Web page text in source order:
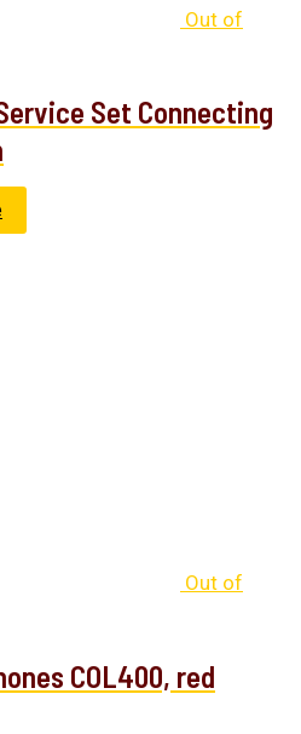
Out of
Set Connecting
Out of
COL400, red